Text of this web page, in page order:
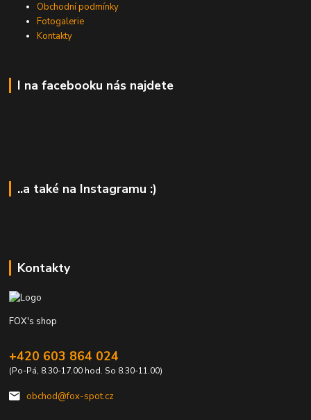
Obchodní podmínky
Fotogalerie
Kontakty
I na facebooku nás najdete
..a také na Instagramu :)
Kontakty
FOX's shop
+420 603 864 024
(Po-Pá, 8.30-17.00 hod. So 8.30-11.00)
obchod@fox-spot.cz